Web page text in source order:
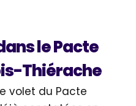
le Pacte
Thiérache
volet du Pacte